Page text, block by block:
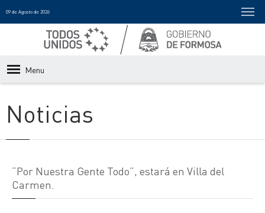
09 de Agosto de 2026
Menu
Noticias
“Por Nuestra Gente Todo”, estará en Villa del
Carmen.